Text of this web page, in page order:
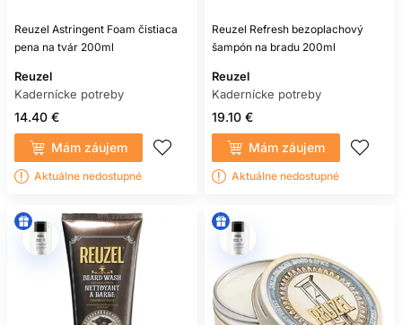
Reuzel Astringent Foam čistiaca
pena na tvár 200ml
Reuzel
Kadernícke potreby
14.40 €
Mám záujem
Aktuálne nedostupné
Reuzel Refresh bezoplachový
šampón na bradu 200ml
Reuzel
Kadernícke potreby
19.10 €
Mám záujem
Aktuálne nedostupné